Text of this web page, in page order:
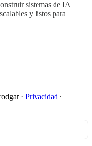
sistemas de IA
y listos para
· Privacidad ∙